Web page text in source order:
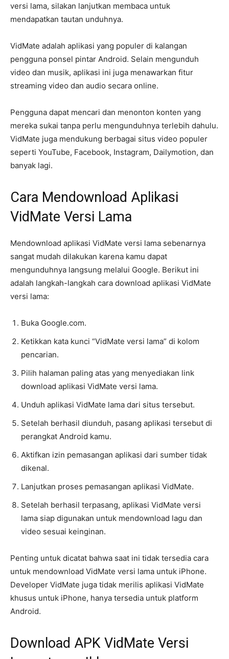
versi lama, silakan lanjutkan membaca untuk
mendapatkan tautan unduhnya.
VidMate adalah aplikasi yang populer di kalangan
pengguna ponsel pintar Android. Selain mengunduh
video dan musik, aplikasi ini juga menawarkan fitur
streaming video dan audio secara online.
Pengguna dapat mencari dan menonton konten yang
mereka sukai tanpa perlu mengunduhnya terlebih dahulu.
VidMate juga mendukung berbagai situs video populer
seperti YouTube, Facebook, Instagram, Dailymotion, dan
banyak lagi.
Cara Mendownload Aplikasi
VidMate Versi Lama
Mendownload aplikasi VidMate versi lama sebenarnya
sangat mudah dilakukan karena kamu dapat
mengunduhnya langsung melalui Google. Berikut ini
adalah langkah-langkah cara download aplikasi VidMate
versi lama:
Buka Google.com.
Ketikkan kata kunci “VidMate versi lama” di kolom
pencarian.
Pilih halaman paling atas yang menyediakan link
download aplikasi VidMate versi lama.
Unduh aplikasi VidMate lama dari situs tersebut.
Setelah berhasil diunduh, pasang aplikasi tersebut di
perangkat Android kamu.
Aktifkan izin pemasangan aplikasi dari sumber tidak
dikenal.
Lanjutkan proses pemasangan aplikasi VidMate.
Setelah berhasil terpasang, aplikasi VidMate versi
lama siap digunakan untuk mendownload lagu dan
video sesuai keinginan.
Penting untuk dicatat bahwa saat ini tidak tersedia cara
untuk mendownload VidMate versi lama untuk iPhone.
Developer VidMate juga tidak merilis aplikasi VidMate
khusus untuk iPhone, hanya tersedia untuk platform
Android.
Download APK VidMate Versi